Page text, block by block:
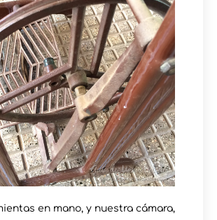
en mano, y nuestra cámara,